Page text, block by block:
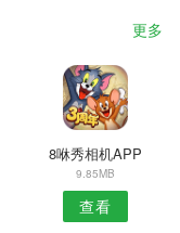
更多
8咻秀相机APP
9.85MB
查看